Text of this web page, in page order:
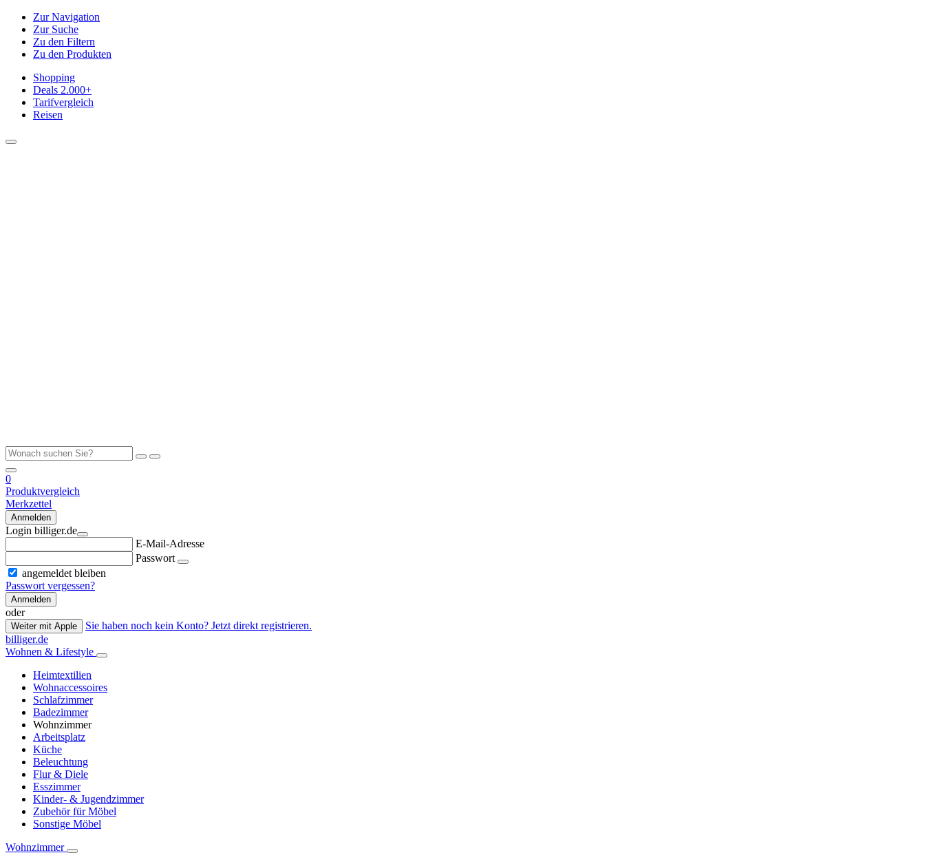
Zur Navigation
Zur Suche
Zu den Filtern
Zu den Produkten
Shopping
Deals 2.000+
Tarifvergleich
Reisen
0
Produktvergleich
Merkzettel
Anmelden
Login billiger.de
E-Mail-Adresse
Passwort
angemeldet bleiben
Passwort vergessen?
Anmelden
oder
Weiter mit Apple
Sie haben noch kein Konto? Jetzt direkt registrieren.
billiger.de
Wohnen & Lifestyle
Heimtextilien
Wohnaccessoires
Schlafzimmer
Badezimmer
Wohnzimmer
Arbeitsplatz
Küche
Beleuchtung
Flur & Diele
Esszimmer
Kinder- & Jugendzimmer
Zubehör für Möbel
Sonstige Möbel
Wohnzimmer